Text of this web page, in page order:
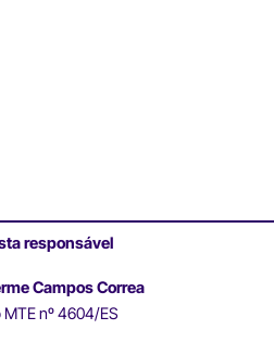
responsável
Campos Correa
nº 4604/ES